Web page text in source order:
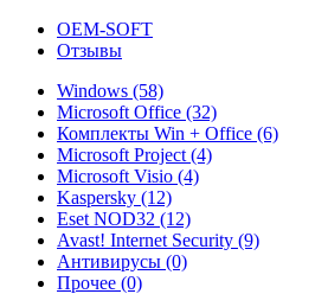
OEM-SOFT
Отзывы
Windows (58)
Microsoft Office (32)
Комплекты Win + Office (6)
Microsoft Project (4)
Microsoft Visio (4)
Kaspersky (12)
Eset NOD32 (12)
Avast! Internet Security (9)
Антивирусы (0)
Прочее (0)